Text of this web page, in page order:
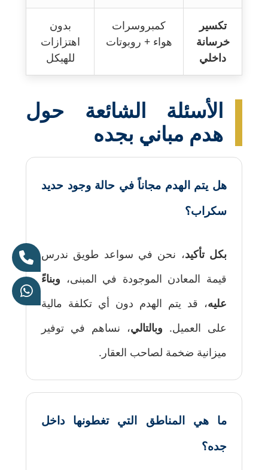
تكسير
خرسانة
داخلي
كمبروسرات
هواء + روبوتات
بدون
اهتزازات
للهيكل
الأسئلة الشائعة حول
هدم مباني بجده
هل يتم الهدم مجاناً في حالة وجود حديد
سكراب؟
بكل تأكيد، نحن في سواعد طويق ندرس
قيمة المعادن الموجودة في المبنى، وبناءً
عليه، قد يتم الهدم دون أي تكلفة مالية
على العميل. وبالتالي، نساهم في توفير
ميزانية ضخمة لصاحب العقار.
ما هي المناطق التي تغطونها داخل
جده؟